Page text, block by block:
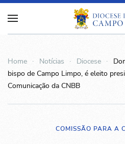
Home Notícias Diocese
bispo de Campo Limpo, é eleito
Comunicação da CNBB
COMISSÃO PARA A